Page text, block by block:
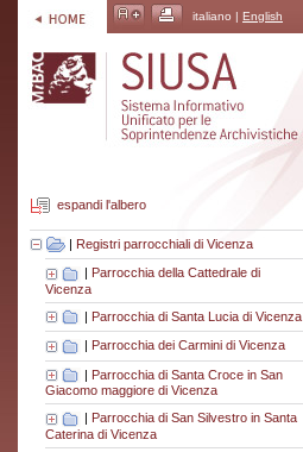
italiano | English
espandi l'albero
| Registri parrocchiali di Vicenza
| Parrocchia della Cattedrale di
Vicenza
| Parrocchia di Santa Lucia di Vicenza
Parrocchia dei Carmini di Vicenza
| Parrocchia di Santa Croce in San
Giacomo maggiore di Vicenza
Parrocchia di San Silvestro in Santa
Caterina di Vicenza